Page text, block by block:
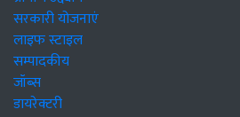
सरकारी योजनाएं
लाइफ स्टाइल
सम्पादकीय
जॉब्स
डायरेक्टरी